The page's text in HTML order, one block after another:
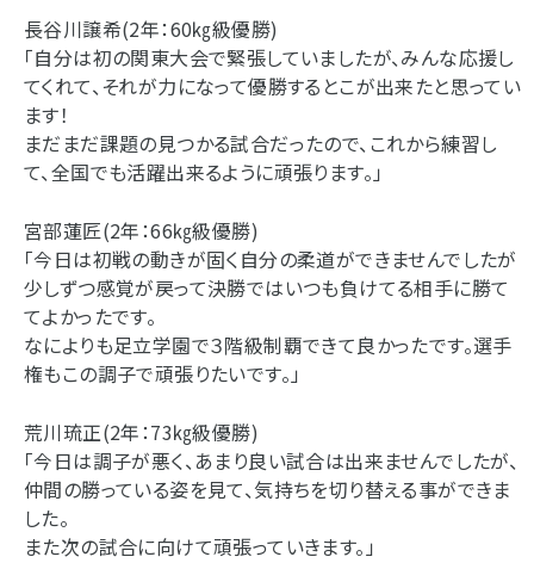
長谷川譲希(2年：60㎏級優勝)
「自分は初の関東大会で緊張していましたが、みんな応援し
てくれて、それが力になって優勝するとこが出来たと思ってい
ます！
まだまだ課題の見つかる試合だったので、これから練習し
て、全国でも活躍出来るように頑張ります。」
宮部蓮匠(2年：66㎏級優勝)
「今日は初戦の動きが固く自分の柔道ができませんでしたが
少しずつ感覚が戻って決勝ではいつも負けてる相手に勝て
てよかったです。
なによりも足立学園で３階級制覇できて良かったです。選手
権もこの調子で頑張りたいです。」
荒川琉正(2年：73㎏級優勝)
「今日は調子が悪く、あまり良い試合は出来ませんでしたが、
仲間の勝っている姿を見て、気持ちを切り替える事ができま
した。
また次の試合に向けて頑張っていきます。」